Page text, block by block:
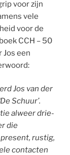
voor zijn
vele
voor de
CCH – 50
Jos een
Jos van der
Schuur’.
alweer drie-
die
rustig,
contacten